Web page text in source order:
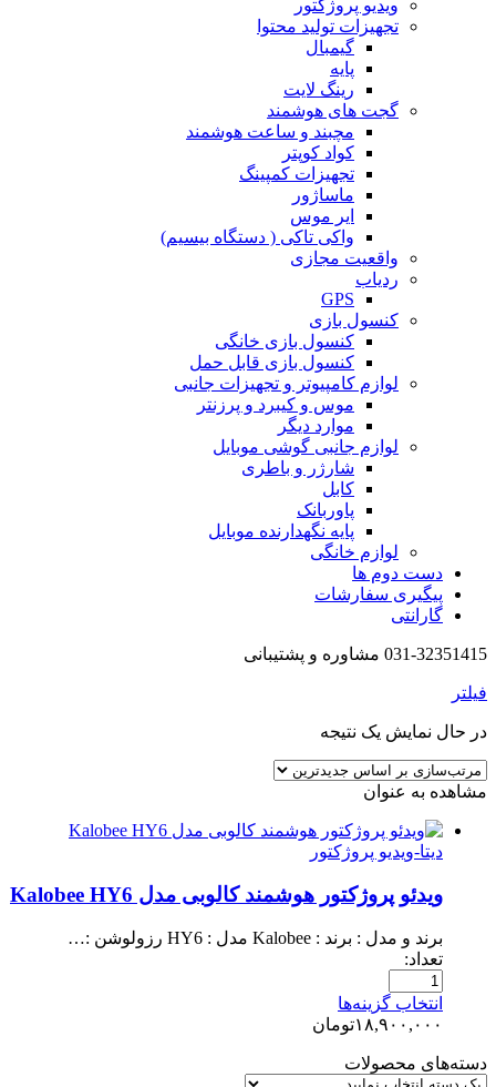
ویدیو پروژکتور
تجهیزات تولید محتوا
گیمبال
پایه
رینگ لایت
گجت های هوشمند
مچبند و ساعت هوشمند
کواد کوپتر
تجهیزات کمپینگ
ماساژور
ایر موس
واکی تاکی ( دستگاه بیسیم)
واقعیت مجازی
ردیاب
GPS
کنسول بازی
کنسول بازی خانگی
کنسول بازی قابل حمل
لوازم کامپیوتر و تجهیزات جانبی
موس و کیبرد و پرزنتر
موارد دیگر
لوازم جانبی گوشی موبایل
شارژر و باطری
کابل
پاوربانک
پایه نگهدارنده موبایل
لوازم خانگی
دست دوم ها
پیگیری سفارشات
گارانتی
031-32351415 مشاوره و پشتیبانی
فیلتر
در حال نمایش یک نتیجه
مشاهده به عنوان
دیتا-ویدیو پروژکتور
ویدئو پروژکتور هوشمند کالوبی مدل Kalobee HY6
برند و مدل : برند : Kalobee مدل : HY6 رزولوشن :…
تعداد:
انتخاب گزینه‌ها
۱۸,۹۰۰,۰۰۰تومان
دسته‌های محصولات